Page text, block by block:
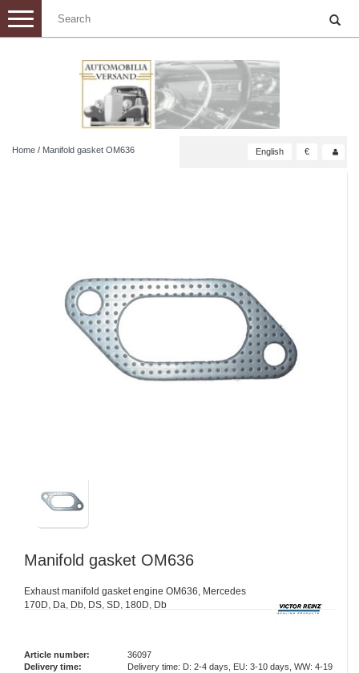
Toggle
navigation
Home / Manifold gasket OM636 English €
Manifold gasket OM636
Exhaust manifold gasket engine OM636, Mercedes
170D, Da, Db, DS, SD, 180D, Db
Article number:
36097
Delivery time:
Delivery time: D: 2-4 days, EU: 3-10 days, WW: 4-19